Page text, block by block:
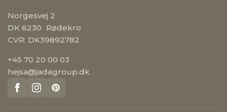
Norgesvej 2
DK 6230 Rødekro
CVR: DK39892782
+45 70 20 00 03
hejsa@jadagroup.dk